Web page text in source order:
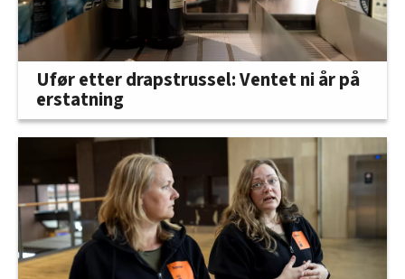
Ufør etter drapstrussel: Ventet ni år på
erstatning